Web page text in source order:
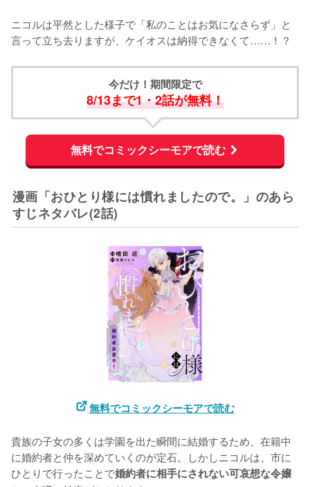
ニコルは平然とした様子で「私のことはお気になさらず」と
言って立ち去りますが、ケイオスは納得できなくて……！？
今だけ！期間限定で
8/13まで1・2話が無料！
無料でコミックシーモアで読む
漫画「おひとり様には慣れましたので。」のあら
すじネタバレ(2話)
無料でコミックシーモアで読む
貴族の子女の多くは学園を出た瞬間に結婚するため、在籍中
に婚約者と仲を深めていくのが定石。しかしニコルは、市に
ひとりで行ったことで婚約者に相手にされない可哀想な令嬢